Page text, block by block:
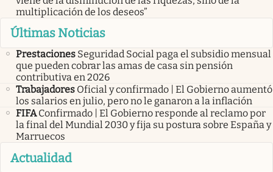
multiplicación de los deseos”
Últimas Noticias
Prestaciones Seguridad Social paga el subsidio mensual
que pueden cobrar las amas de casa sin pensión
contributiva en 2026
Trabajadores Oficial y confirmado | El Gobierno aumentó
los salarios en julio, pero no le ganaron a la inflación
FIFA Confirmado | El Gobierno responde al reclamo por
la final del Mundial 2030 y fija su postura sobre España y
Marruecos
Actualidad